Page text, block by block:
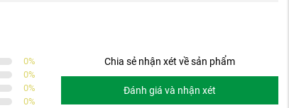
0%
0%
0%
0%
Chia sẻ nhận xét về sản phẩm
Đánh giá và nhận xét